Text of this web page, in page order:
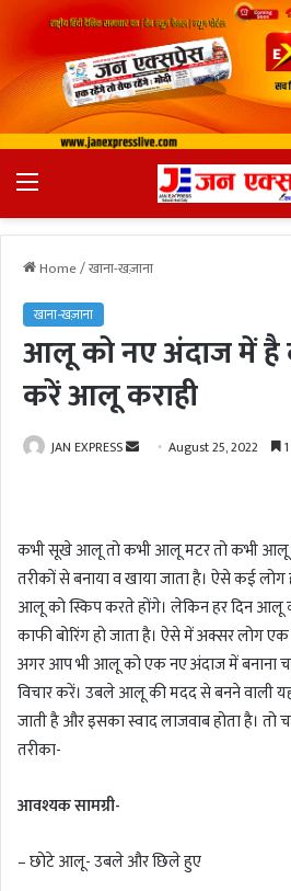
Home/खाना-खज़ाना
खाना-खज़ाना
आलू को नए अंदाज में है
करें आलू कराही
JAN EXPRESS
a
n
e
m
a
i
l
August 25, 2022
कभी सूखे आलू तो कभी आलू मटर तो कभी
तरीकों से बनाया व खाया जाता है। ऐसे कई लोग
आलू को स्किप करते होंगे। लेकिन हर दिन आलू
काफी बोरिंग हो जाता है। ऐसे में अक्सर लोग
अगर आप भी आलू को एक नए अंदाज में बनाना
विचार करें। उबले आलू की मदद से बनने वाली
जाती है और इसका स्वाद लाजवाब होता है। तो
तरीका-
आवश्यक सामग्री-
– छोटे आलू- उबले और छिले हुए